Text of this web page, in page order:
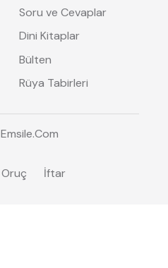
Soru ve Cevaplar
Dini Kitaplar
Bülten
Rüya Tabirleri
Emsile.Com
Oruç İftar